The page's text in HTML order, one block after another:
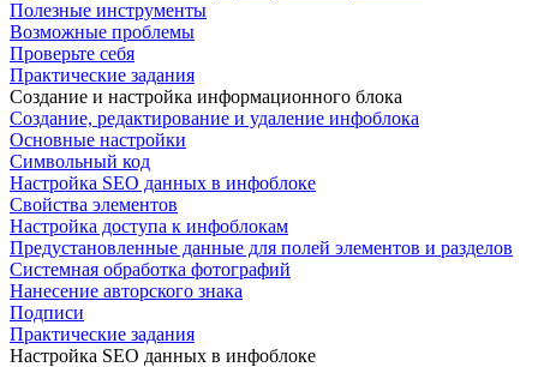
Полезные инструменты
Возможные проблемы
Проверьте себя
Практические задания
Создание и настройка информационного блока
Создание, редактирование и удаление инфоблока
Основные настройки
Символьный код
Настройка SEO данных в инфоблоке
Свойства элементов
Настройка доступа к инфоблокам
Предустановленные данные для полей элементов и разделов
Системная обработка фотографий
Нанесение авторского знака
Подписи
Практические задания
Настройка SEO данных в инфоблоке